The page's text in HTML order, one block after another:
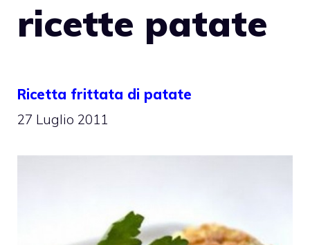
ricette patate
Ricetta frittata di patate
27 Luglio 2011